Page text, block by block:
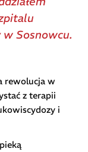
Sosnowcu.
rewolucja w
z terapii
i